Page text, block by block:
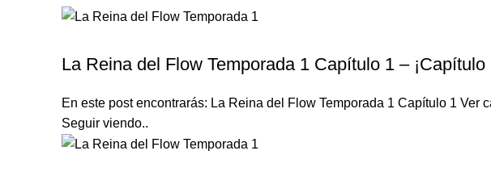
La Reina del Flow Temporada 1 Capítulo 1 – ¡Capítulo
En este post encontrarás: La Reina del Flow Temporada 1 Capítulo 1
Seguir viendo..